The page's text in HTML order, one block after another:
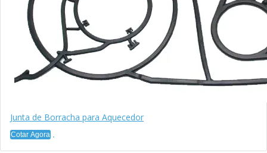
Junta de Borracha para Aquecedor
Cotar Agora